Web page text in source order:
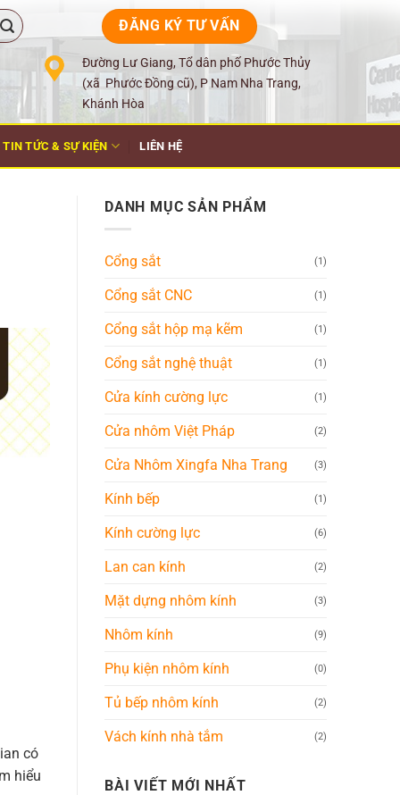
ĐĂNG KÝ TƯ VẤN
Đường Lư Giang, Tổ dân phố Phước Thủy
(xã Phước Đồng cũ), P Nam Nha Trang,
Khánh Hòa
TIN TỨC & SỰ KIỆN LIÊN HỆ
có
hiểu
DANH MỤC SẢN PHẨM
Cổng sắt (1)
Cổng sắt CNC (1)
Cổng sắt hộp mạ kẽm (1)
Cổng sắt nghệ thuật (1)
Cửa kính cường lực (1)
Cửa nhôm Việt Pháp (2)
Cửa Nhôm Xingfa Nha Trang (3)
Kính bếp (1)
Kính cường lực (6)
Lan can kính (2)
Mặt dựng nhôm kính (3)
Nhôm kính (9)
Phụ kiện nhôm kính (0)
Tủ bếp nhôm kính (2)
Vách kính nhà tắm (2)
BÀI VIẾT MỚI NHẤT